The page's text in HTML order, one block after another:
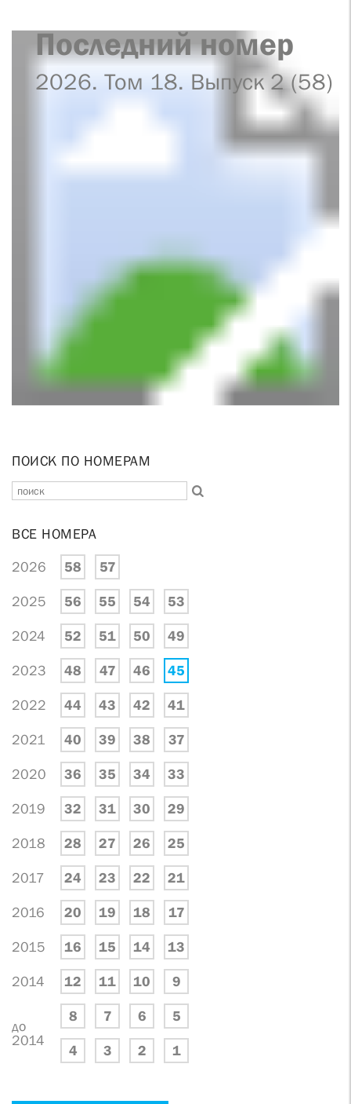
Последний номер
2026. Том 18. Выпуск 2 (58)
ПОИСК ПО НОМЕРАМ
ВСЕ НОМЕРА
2026 58 57
2025 56 55 54 53
2024 52 51 50 49
2023 48 47 46 45
2022 44 43 42 41
2021 40 39 38 37
2020 36 35 34 33
2019 32 31 30 29
2018 28 27 26 25
2017 24 23 22 21
2016 20 19 18 17
2015 16 15 14 13
2014 12 11 10 9
до
2014
8 7 6 5
4 3 2 1